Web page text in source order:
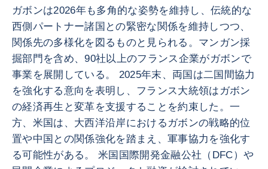
ガボンは2026年も多角的な姿勢を維持し、伝統的な
西側パートナー諸国との緊密な関係を維持しつつ、
関係先の多様化を図るものと見られる。マンガン採
掘部門を含め、90社以上のフランス企業がガボンで
事業を展開している。 2025年末、両国は二国間協力
を強化する意向を表明し、フランス大統領はガボン
の経済再生と変革を支援することを約束した。一
方、米国は、大西洋沿岸におけるガボンの戦略的位
置や中国との関係強化を踏まえ、軍事協力を強化す
る可能性がある。 米国国際開発金融公社（DFC）や